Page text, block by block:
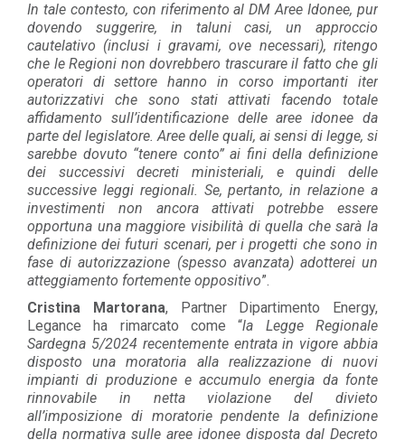
In tale contesto, con riferimento al DM Aree Idonee, pur
dovendo suggerire, in taluni casi, un approccio
cautelativo (inclusi i gravami, ove necessari), ritengo
che le Regioni non dovrebbero trascurare il fatto che gli
operatori di settore hanno in corso importanti iter
autorizzativi che sono stati attivati facendo totale
affidamento sull’identificazione delle aree idonee da
parte del legislatore. Aree delle quali, ai sensi di legge, si
sarebbe dovuto “tenere conto” ai fini della definizione
dei successivi decreti ministeriali, e quindi delle
successive leggi regionali. Se, pertanto, in relazione a
investimenti non ancora attivati potrebbe essere
opportuna una maggiore visibilità di quella che sarà la
definizione dei futuri scenari, per i progetti che sono in
fase di autorizzazione (spesso avanzata) adotterei un
atteggiamento fortemente oppositivo”.
Cristina Martorana, Partner Dipartimento Energy,
Legance ha rimarcato come “la Legge Regionale
Sardegna 5/2024 recentemente entrata in vigore abbia
disposto una moratoria alla realizzazione di nuovi
impianti di produzione e accumulo energia da fonte
rinnovabile in netta violazione del divieto
all’imposizione di moratorie pendente la definizione
della normativa sulle aree idonee disposta dal Decreto